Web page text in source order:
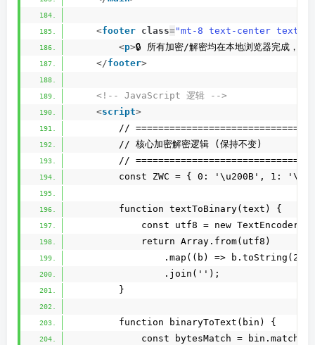
<footer class="mt-8 text-center text-
<p>🔒 所有加密/解密均在本地浏览器完成，不
</footer>
<!-- JavaScript 逻辑 -->
<script>
//
        // 核心加密解密逻辑 (保持不变)
//
const ZWC = { 0: '\u200B', 1:
        function textToBinary(text) {
const utf8 = new
            return Array.from(utf8)
.map((b) =>
                .join('');
        }
        function binaryToText(bin) {
const bytesMatch = bin.match(/